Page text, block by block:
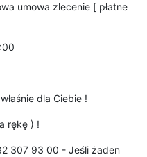
umowa zlecenie [ płatne
dla Ciebie !
rękę ) !
307 93 00 - Jeśli żaden